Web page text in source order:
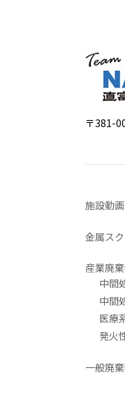
〒381-
施設動
金属ス
産業廃
中間
中間
医療
発火
一般廃